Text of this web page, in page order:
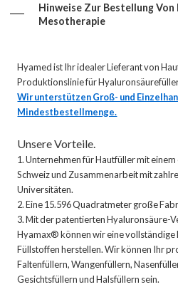
Hinweise Zur Bestellung
Mesotherapie
Hyamed ist Ihr idealer Lieferant von
Produktionslinie für
Wir unterstützen Groß- und
Mindestbestellmenge.
Unsere Vorteile.
1. Unternehmen für Hautfüller mit
Schweiz und Zusammenarbeit mit
Universitäten.
2. Eine 15.596 Quadratmeter große
3. Mit der patentierten Hyaluronsäure-
Hyamax® können wir eine vollständige
Füllstoffen herstellen. Wir können Ihr
Faltenfüllern, Wangenfüllern,
Gesichtsfüllern und Halsfüllern sein.